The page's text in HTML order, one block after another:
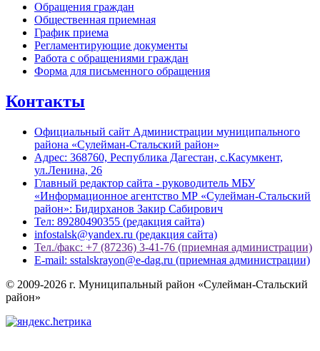
Обращения граждан
Общественная приемная
График приема
Регламентирующие документы
Работа с обращениями граждан
Форма для письменного обращения
Контакты
Официальный сайт Администрации муниципального
района «Сулейман-Стальский район»
Адрес: 368760, Республика Дагестан, с.Касумкент,
ул.Ленина, 26
Главный редактор сайта - руководитель МБУ
«Информационное агентство МР «Сулейман-Стальский
район»: Бидирханов Закир Сабирович
Тел: 89280490355 (редакция сайта)
infostalsk@yandex.ru (редакция сайта)
Тел./факс: +7 (87236) 3-41-76 (приемная администрации)
E-mail: sstalskrayon@e-dag.ru (приемная администрации)
© 2009-2026 г. Муниципальный район «Сулейман-Стальский
район»